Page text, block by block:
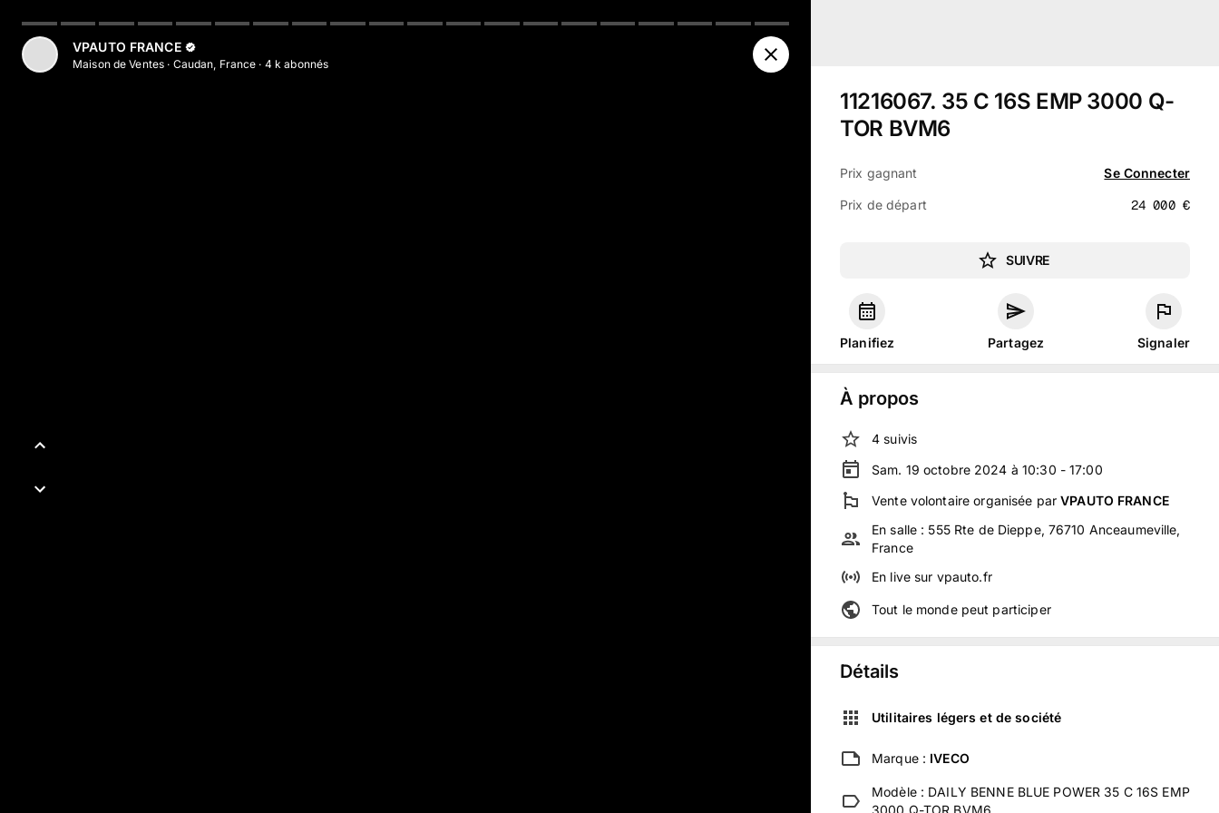
VPAUTO FRANCE
Maison de Ventes · Caudan, France · 4 k abonnés
11216067. 35 C 16S EMP 3000 Q-
TOR BVM6
Prix gagnant Se Connecter
Prix de départ 24 000 €
SUIVRE
Planifiez Partagez Signaler
À propos
4 suivis
Sam. 19 octobre 2024 à 10:30 - 17:00
Vente volontaire organisée parVPAUTO FRANCE
En salle : 555 Rte de Dieppe, 76710 Anceaumeville,
France
En livesur vpauto.fr
Tout le monde peut participer
Détails
Utilitaires légers et de société
Marque : IVECO
Modèle : DAILY BENNE BLUE POWER 35 C 16S EMP
3000 Q-TOR BVM6